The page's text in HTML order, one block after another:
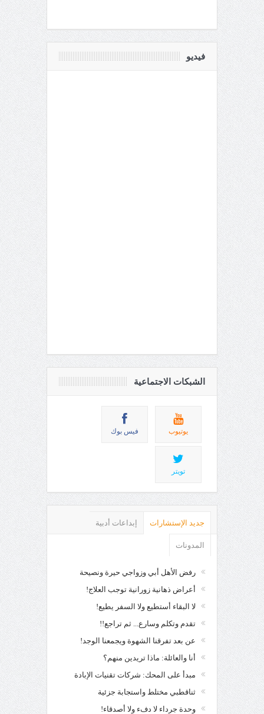
فيديو
الشبكات الاجتماعية
يوتيوب فيس بوك
تويتر
جديد الإستشارات إبداعات أدبية
المدونات
رفض الأهل أبي وزواجي حيرة ونصيحة
أعراض ذهانية زورانية توجب العلاج!
لا البقاء أستطيع ولا السفر يطيع!
تقدم وتكلم وسارع... ثم تراجع!!
عن بعد تفرقنا الشهوة ويجمعنا الوجد!
أنا والعائلة: ماذا تريدين منهم؟
مبدأ على المحك: شركات تقنيات الإبادة
ثناقطبي مختلط واستجابة جزئية
وحدة جرداء لا دفء ولا أصدقاء!